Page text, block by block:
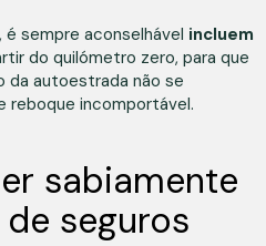
sempre aconselhável incluem
do quilómetro zero, para que
da autoestrada não se
reboque incomportável.
sabiamente
seguros